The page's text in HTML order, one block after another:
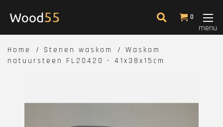
0
menu
Home Stenen waskom
Waskom
natuursteen FL20420 - 41x38x15cm